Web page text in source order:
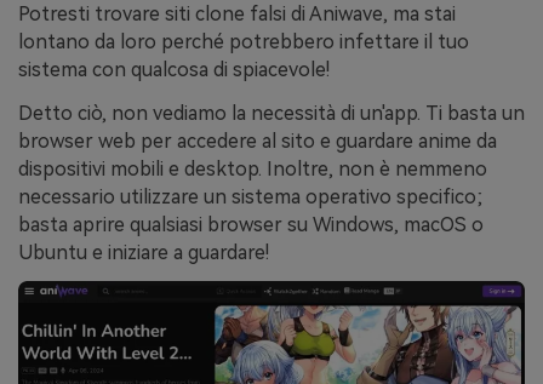
Potresti trovare siti clone falsi di Aniwave, ma stai
lontano da loro perché potrebbero infettare il tuo
sistema con qualcosa di spiacevole!
Detto ciò, non vediamo la necessità di un'app. Ti basta un
browser web per accedere al sito e guardare anime da
dispositivi mobili e desktop. Inoltre, non è nemmeno
necessario utilizzare un sistema operativo specifico;
basta aprire qualsiasi browser su Windows, macOS o
Ubuntu e iniziare a guardare!